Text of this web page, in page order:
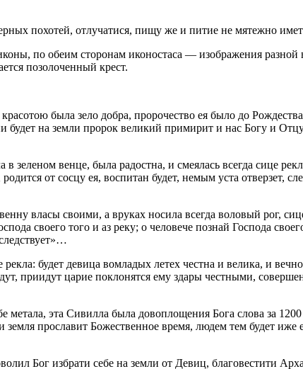
похотей, отлучатися, пищу же и питие не мятежно
по обеим сторонам иконостаса — изображения
позолоченный крест.
была зело добра, пророчество ея было до
будет на земли пророк великий примирит и нас Богу и
венце, была радостна, и смеялась всегда сице
от сосцу ея, воспитан будет, немым уста отверзет,
власы своими, а вруках носила всегда воловый рог,
своего того и аз реку; о человече познай Господа
будет девица вомладых летех честна и велика, и
приидут царие поклонятся ему здары честными,
эта Сивилла была довоплощения Бога слова за 1200
прославит Божественное время, людем тем будет иже
Бог избрати себе на земли от Девиц, благовестити